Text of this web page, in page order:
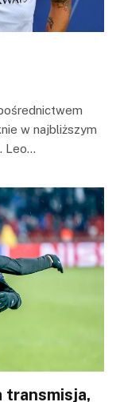
w najbliższym
Leo…
transmisja,